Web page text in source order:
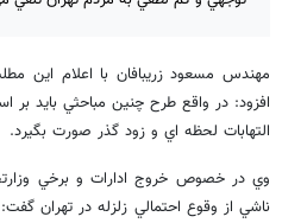
مهندس مسعود زريبافان با اعلام اين
افزود: در واقع طرح چنين مباحثي بايد بر
التهابات لحظه اي و زود گذر صورت بگيرد.
وي در خصوص خروج ادارات و برخي
ناشي از وقوع احتمالي زلزله در تهران